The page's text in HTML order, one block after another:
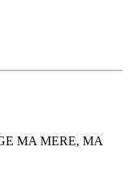
MA MERE, MA